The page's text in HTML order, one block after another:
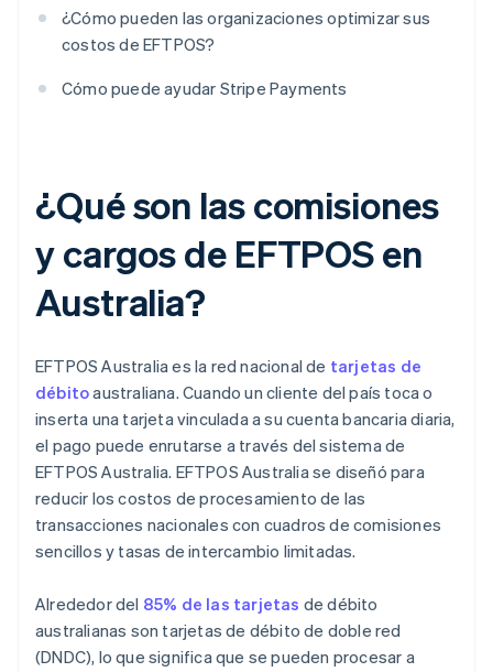
¿Cómo pueden las organizaciones optimizar sus
costos de EFTPOS?
Cómo puede ayudar Stripe Payments
¿Qué son las comisiones
y cargos de EFTPOS en
Australia?
EFTPOS Australia es la red nacional de tarjetas de
débitoaustraliana. Cuando un cliente del país toca o
inserta una tarjeta vinculada a su cuenta bancaria diaria,
el pago puede enrutarse a través del sistema de
EFTPOS Australia. EFTPOS Australia se diseñó para
reducir los costos de procesamiento de las
transacciones nacionales con cuadros de comisiones
sencillos y tasas de intercambio limitadas.
Alrededor del 85% de las tarjetas de débito
australianas son tarjetas de débito de doble red
(DNDC), lo que significa que se pueden procesar a